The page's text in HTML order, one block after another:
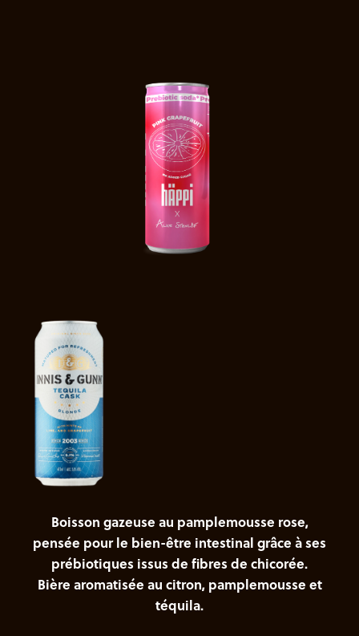
Boisson gazeuse au pamplemousse rose,
pensée pour le bien-être intestinal grâce à ses
prébiotiques issus de fibres de chicorée.
Bière aromatisée au citron, pamplemousse et
téquila.